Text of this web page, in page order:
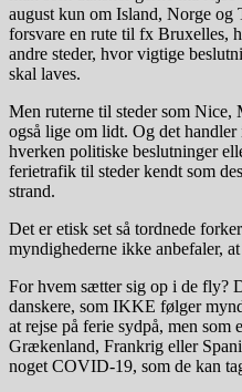
august kun om Island, Norge og
forsvare en rute til fx Bruxelles,
andre steder, hvor vigtige
skal laves.
Men ruterne til steder som Nice,
også lige om lidt. Og det
hverken politiske beslutninger
ferietrafik til steder kendt som
strand.
Det er etisk set så tordnede
myndighederne ikke anbefaler,
For hvem sætter sig op i de fly?
danskere, som IKKE følger
at rejse på ferie sydpå, men
Grækenland, Frankrig eller
noget COVID-19, som de kan